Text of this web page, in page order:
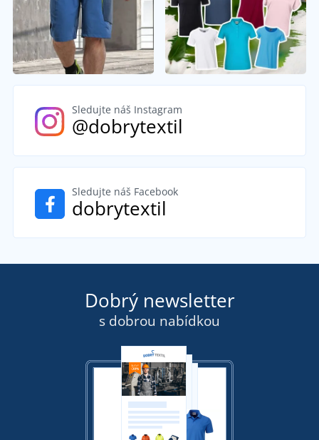
Sledujte náš Instagram
@dobrytextil
Sledujte náš Facebook
dobrytextil
Dobrý newsletter
s dobrou nabídkou